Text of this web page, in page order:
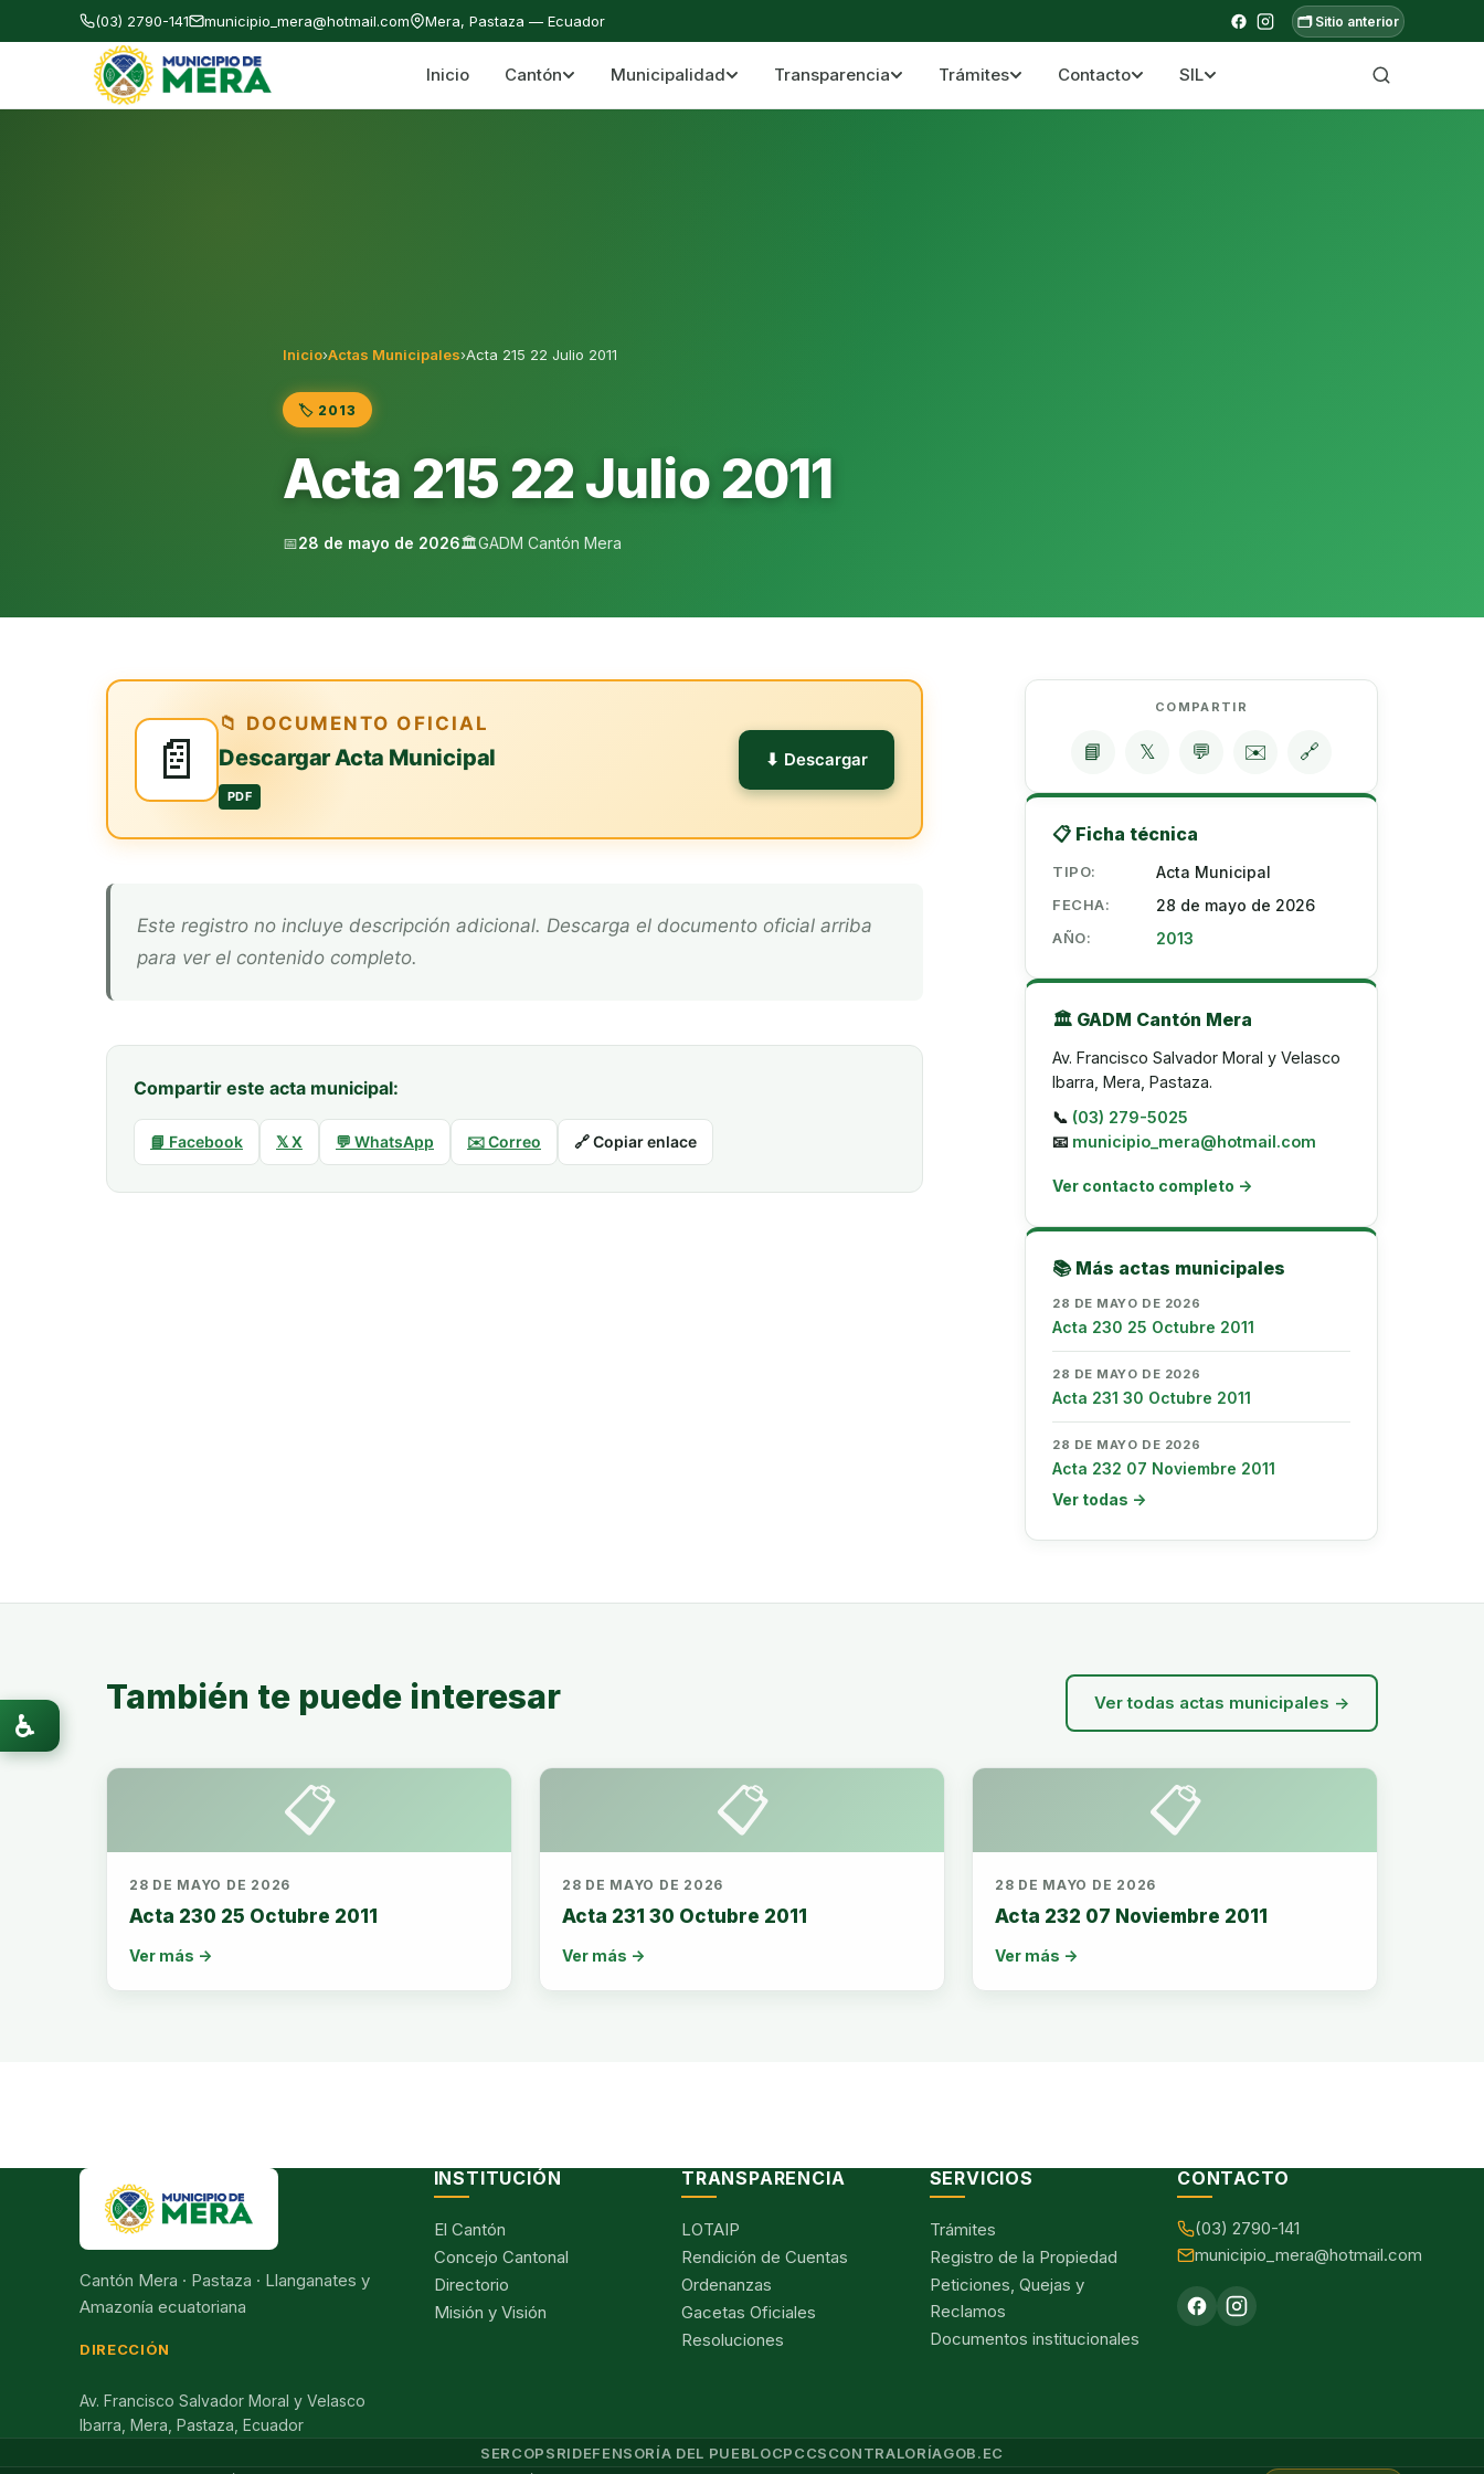
(03) 2790-141 municipio_mera@hotmail.com Mera, Pastaza — Ecuador 🗂️ Sitio anterior
Gobierno Autónomo Descentralizado Municipal del Cantón Mera Cantón Mera · Pastaza · Llanganates y Amazonía ecuatoriana
Inicio Cantón Municipalidad Transparencia Trámites Contacto SIL
Inicio›Actas Municipales›Acta 215 22 Julio 2011
🏷️ 2013
Acta 215 22 Julio 2011
📅28 de mayo de 2026🏛️GADM Cantón Mera
📄
📁 DOCUMENTO OFICIAL
Descargar Acta Municipal
PDF
⬇ Descargar
Este registro no incluye descripción adicional. Descarga el documento oficial arriba
para ver el contenido completo.
Compartir este acta municipal:
📘 Facebook 𝕏 X 💬 WhatsApp ✉️ Correo 🔗 Copiar enlace
COMPARTIR
📘 𝕏 💬 ✉️ 🔗
📋 Ficha técnica
TIPO: Acta Municipal
FECHA: 28 de mayo de 2026
AÑO: 2013
🏛️ GADM Cantón Mera
Av. Francisco Salvador Moral y Velasco
Ibarra, Mera, Pastaza.
📞 (03) 279-5025
📧 municipio_mera@hotmail.com
Ver contacto completo →
📚 Más actas municipales
28 DE MAYO DE 2026
Acta 230 25 Octubre 2011
28 DE MAYO DE 2026
Acta 231 30 Octubre 2011
28 DE MAYO DE 2026
Acta 232 07 Noviembre 2011
Ver todas →
También te puede interesar Ver todas actas municipales →
📋
28 DE MAYO DE 2026
Acta 230 25 Octubre 2011
Ver más →
📋
28 DE MAYO DE 2026
Acta 231 30 Octubre 2011
Ver más →
📋
28 DE MAYO DE 2026
Acta 232 07 Noviembre 2011
Ver más →
Cantón Mera · Pastaza · Llanganates y
Amazonía ecuatoriana
DIRECCIÓN
Av. Francisco Salvador Moral y Velasco
Ibarra, Mera, Pastaza, Ecuador
INSTITUCIÓN
El Cantón
Concejo Cantonal
Directorio
Misión y Visión
TRANSPARENCIA
LOTAIP
Rendición de Cuentas
Ordenanzas
Gacetas Oficiales
Resoluciones
SERVICIOS
Trámites
Registro de la Propiedad
Peticiones, Quejas y
Reclamos
Documentos institucionales
CONTACTO
(03) 2790-141
municipio_mera@hotmail.com
SERCOPSRIDEFENSORÍA DEL PUEBLOCPCCSCONTRALORÍAGOB.EC
♿